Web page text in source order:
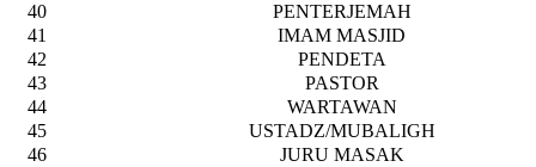
40
PENTERJEMAH
41
IMAM MASJID
42
PENDETA
43
PASTOR
44
WARTAWAN
45
USTADZ/MUBALIGH
46
JURU MASAK